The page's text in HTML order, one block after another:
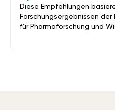
Diese Empfehlungen
Forschungsergebnissen
für Pharmaforschung und